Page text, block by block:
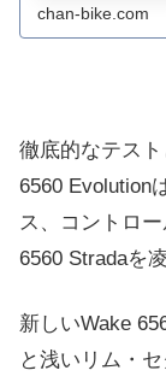
chan-bike.com
徹底的なテス
6560 Evolution
ス、コントロ
6560 Stradaを
新しいWake
と浅いリム・